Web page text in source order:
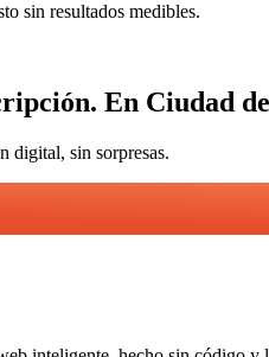
sin resultados medibles.
En Ciudad
digital, sin sorpresas.